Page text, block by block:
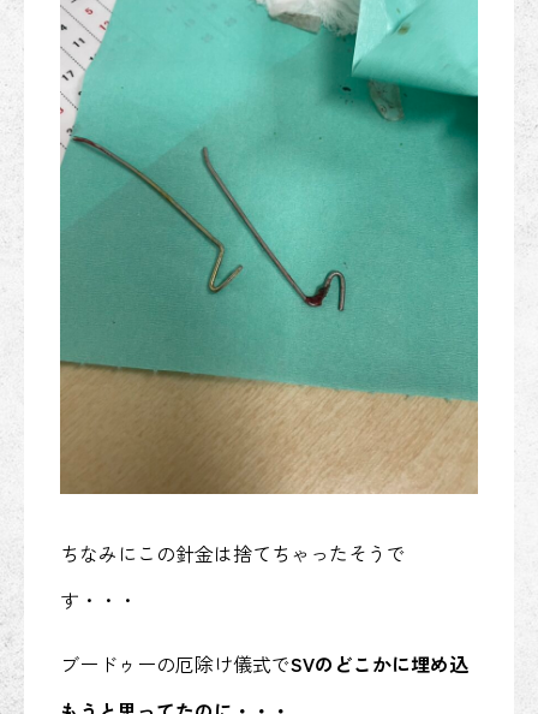
ちなみにこの針金は捨てちゃったそうで
す・・・
ブードゥーの厄除け儀式でSVのどこかに埋め込